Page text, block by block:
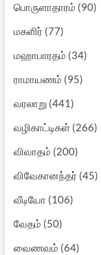
பொருளாதாரம் (90)
மகளிர் (77)
மஹாபாரதம் (34)
ராமாயணம் (95)
வரலாறு(441)
வழிகாட்டிகள்(266)
விவாதம் (200)
விவேகானந்தர் (45)
வீடியோ (106)
வேதம் (50)
வைணவம் (64)